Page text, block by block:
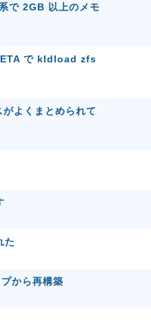
で 2GB 以上のメモ
で kldload zfs
よくまとめられて
た
から再構築